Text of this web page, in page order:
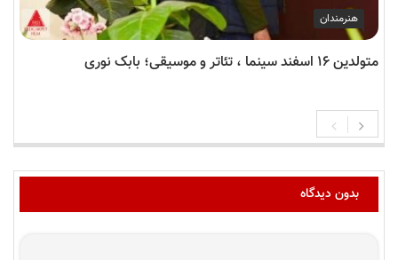
هنرمندان
متولدین ۱۶ اسفند سینما ، تئاتر و موسیقی؛ بابک نوری
بدون دیدگاه